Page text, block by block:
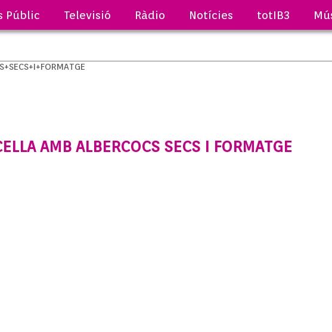
Públic Televisió Ràdio Notícies totIB3
AMB ALBERCOCS SECS I FORMATGE